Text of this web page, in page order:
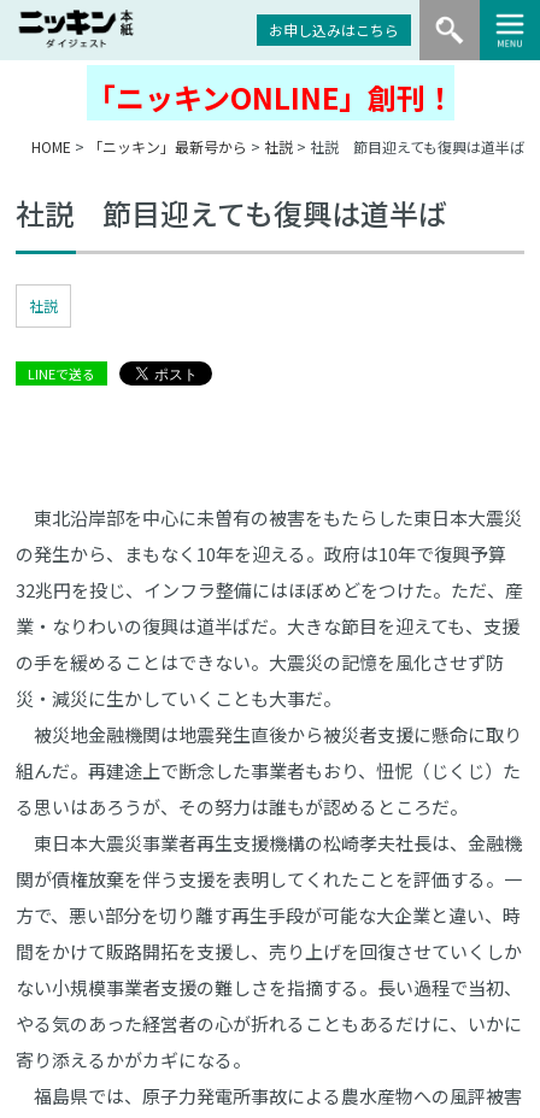
お申し込みはこちら
「ニッキンONLINE」創刊！
HOME > 「ニッキン」最新号から > 社説> 社説 節目迎えても復興は道半ば
社説 節目迎えても復興は道半ば
社説
LINEで送る
東北沿岸部を中心に未曽有の被害をもたらした東日本大震災
の発生から、まもなく10年を迎える。政府は10年で復興予算
32兆円を投じ、インフラ整備にはほぼめどをつけた。ただ、産
業・なりわいの復興は道半ばだ。大きな節目を迎えても、支援
の手を緩めることはできない。大震災の記憶を風化させず防
災・減災に生かしていくことも大事だ。
被災地金融機関は地震発生直後から被災者支援に懸命に取り
組んだ。再建途上で断念した事業者もおり、忸怩（じくじ）た
る思いはあろうが、その努力は誰もが認めるところだ。
東日本大震災事業者再生支援機構の松崎孝夫社長は、金融機
関が債権放棄を伴う支援を表明してくれたことを評価する。一
方で、悪い部分を切り離す再生手段が可能な大企業と違い、時
間をかけて販路開拓を支援し、売り上げを回復させていくしか
ない小規模事業者支援の難しさを指摘する。長い過程で当初、
やる気のあった経営者の心が折れることもあるだけに、いかに
寄り添えるかがカギになる。
福島県では、原子力発電所事故による農水産物への風評被害